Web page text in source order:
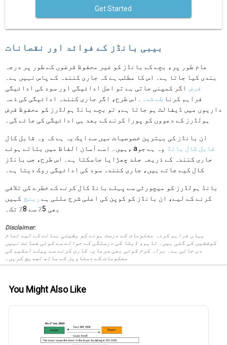
Get Started
بیبی بانڈز کے فوائد اور نقصانات
عام طور پر، بچے کے بانڈز کو غیر محفوظ قرضوں کے طور پر درجہ
بندی کیا جاتا ہے۔ اس کا مطلب ہے کہ جاری کنندہ کے پاس نہیں ہے۔
فرض اگر کمپنی جاتی ہے تو اصل ادائیگی اور سود کی ادائیگی
فراہم کرنا طے شدہ
. اس طرح، اگر جاری کنندہ ادائیگی کی ذمہ
داریوں میں ڈیفالٹ ہو جاتا ہے، تو بچے بانڈ ہولڈرز کو محفوظ قرض
ہولڈرز کے دعووں کو پورا کرنے کے بعد ہی ادائیگی کی جائے گی۔
ان بانڈز کی بہترین خصوصیات میں سے ایک یہ ہے کہ وہ قابل کال
ہیں۔ اسے آسان الفاظ میں بتاتے ہوئے، a
قابل کال بانڈ
وہ ہے جو
جاری کنندہ کے ذریعہ جلد چھڑایا جاسکتا ہے۔ اس طرح، جب بانڈز
کال کیے جاتے ہیں، جاری کنندہ سود کی ادائیگی روک دیتا ہے۔
بانڈ ہولڈرز کو میچورٹی سے پہلے بانڈ کال کرنے کے خطرے کی تلافی
کرنے کے لیے، ان بانڈز کو کوپن کی اعلی شرح ملتی ہے رینج کہیں
بھی 5٪ سے 8٪ تک۔
Disclaimer:
یہاں فراہم کردہ معلومات کے درست ہونے کو یقینی بنانے کے لیے تمام
کوششیں کی گئی ہیں۔ تاہم، ڈیٹا کی درستگی کے حوالے سے کوئی ضمانت نہیں
دی جاتی ہے۔ براہ کرم کوئی بھی سرمایہ کاری کرنے سے پہلے اسکیم کی
معلومات کے دستاویز کے ساتھ تصدیق کریں۔
You Might Also Like